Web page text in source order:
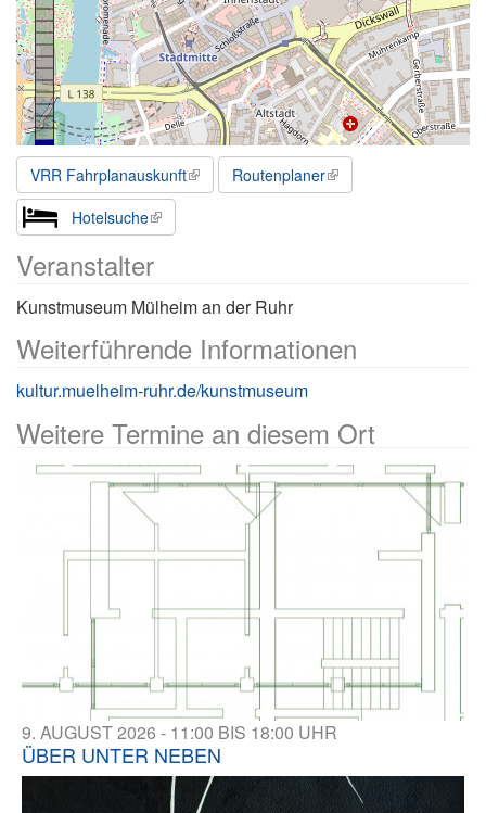
VRR Fahrplanauskunft
Routenplaner
Hotelsuche
Veranstalter
Kunstmuseum Mülheim an der Ruhr
Weiterführende Informationen
kultur.muelheim-ruhr.de/kunstmuseum
Weitere Termine an diesem Ort
9. AUGUST 2026 - 11:00 BIS 18:00 UHR
ÜBER UNTER NEBEN